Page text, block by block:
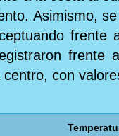
Asimismo,
frente
con